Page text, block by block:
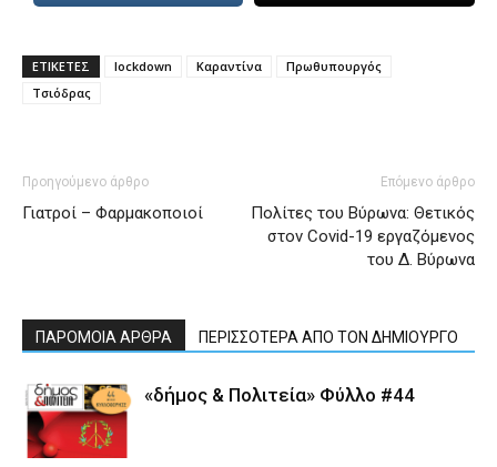
ΕΤΙΚΕΤΕΣ lockdown Καραντίνα
Πρωθυπουργός
Τσιόδρας
Προηγούμενο άρθρο
Γιατροί – Φαρμακοποιοί
Επόμενο άρθρο
Πολίτες του Βύρωνα: Θετικός
στον Covid-19 εργαζόμενος
του Δ. Βύρωνα
ΠΑΡΟΜΟΙΑ ΑΡΘΡΑ ΠΕΡΙΣΣΟΤΕΡΑ ΑΠΟ ΤΟΝ ΔΗΜΙΟΥΡΓΟ
«δήμος & Πολιτεία» Φύλλο #44